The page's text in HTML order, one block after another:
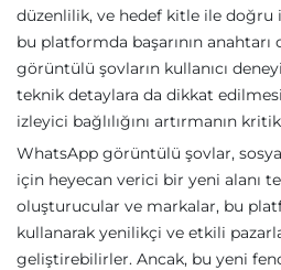
düzenlilik, ve hedef kitle ile
bu platformda başarının anahtarı
görüntülü şovların kullanıcı
teknik detaylara da dikkat
izleyici bağlılığını artırmanın
WhatsApp görüntülü şovlar,
için heyecan verici bir yeni alanı
oluşturucular ve markalar, bu
kullanarak yenilikçi ve etkili
geliştirebilirler. Ancak, bu yeni